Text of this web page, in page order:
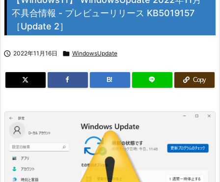
不具合情報 - プレビューリリース KB5019157
［Update 2］
 2022年11月16日  WindowsUpdate
B! Copy